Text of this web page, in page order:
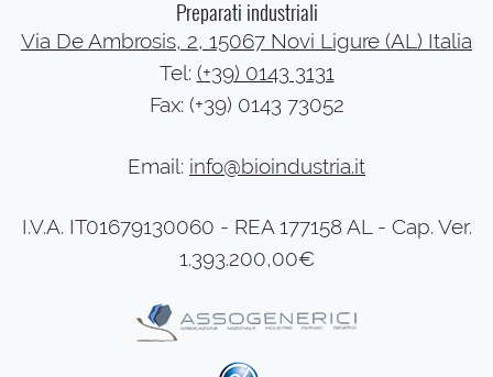
Preparati industriali
Via De Ambrosis, 2, 15067 Novi Ligure (AL) Italia
Tel: (+39) 0143 3131
Fax: (+39) 0143 73052
Email: info@bioindustria.it
I.V.A. IT01679130060 - REA 177158 AL - Cap. Ver.
1.393.200,00€